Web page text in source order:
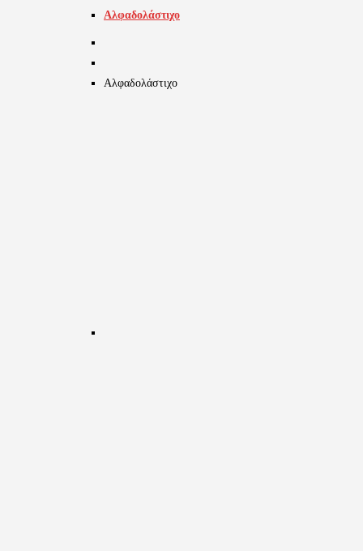
Αλφαδολάστιχο
Αλφαδολάστιχο